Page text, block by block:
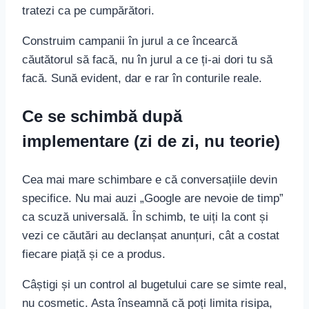
tratezi ca pe cumpărători.
Construim campanii în jurul a ce încearcă
căutătorul să facă, nu în jurul a ce ți-ai dori tu să
facă. Sună evident, dar e rar în conturile reale.
Ce se schimbă după
implementare (zi de zi, nu teorie)
Cea mai mare schimbare e că conversațiile devin
specifice. Nu mai auzi „Google are nevoie de timp”
ca scuză universală. În schimb, te uiți la cont și
vezi ce căutări au declanșat anunțuri, cât a costat
fiecare piață și ce a produs.
Câștigi și un control al bugetului care se simte real,
nu cosmetic. Asta înseamnă că poți limita risipa,